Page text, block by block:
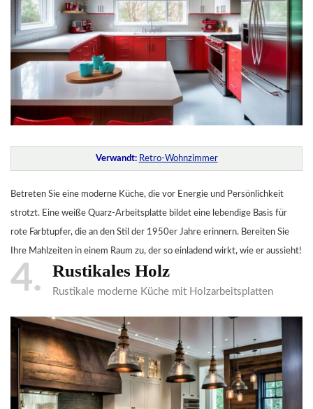
Verwandt: Retro-Wohnzimmer
Betreten Sie eine moderne Küche, die vor Energie und Persönlichkeit
strotzt. Eine weiße Quarz-Arbeitsplatte bildet eine lebendige Basis für
rote Farbtupfer, die an den Stil der 1950er Jahre erinnern. Bereiten Sie
Ihre Mahlzeiten in einem Raum zu, der so einladend wirkt, wie er aussieht!
4 Rustikales Holz
Rustikale moderne Küche mit Holzarbeitsplatten